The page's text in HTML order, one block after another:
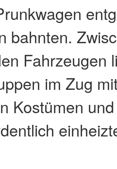
bahnten.
Fahrzeugen
im Zug
Kostümen